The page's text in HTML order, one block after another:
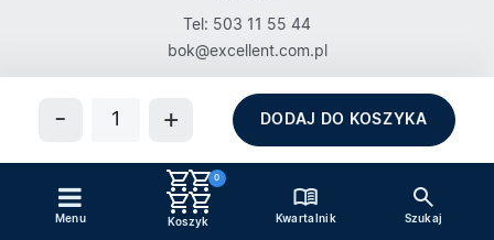
Menu
0
Koszyk Kwartalnik Szukaj
DODAJ DO KOSZYKA
Tel: 503 11 55 44
bok@excellent.com.pl
Obserwuj nas na
Copyright © Excellent